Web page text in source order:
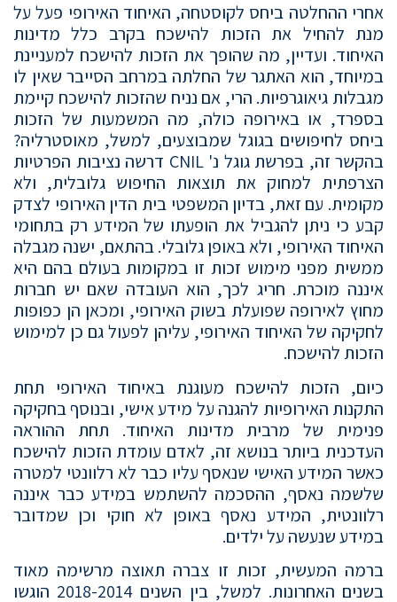
אחרי ההחלטה ביחס לקוסטחה, האיחוד האירופי פעל על
מנת להחיל את הזכות להישכח בקרב כלל מדינות
האיחוד. ועדיין, מה שהופך את הזכות להישכח למעניינת
במיוחד, הוא האתגר של החלתה במרחב הסייבר שאין לו
מגבלות גיאוגרפיות. הרי, אם נניח שהזכות להישכח קיימת
בספרד, או באירופה כולה, מה המשמעות של הזכות
ביחס לחיפושים בגוגל שמבוצעים, למשל, מאוסטרליה?
בהקשר זה, בפרשת גוגל נ' CNIL דרשה נציבות הפרטיות
הצרפתית למחוק את תוצאות החיפוש גלובלית, ולא
מקומית. עם זאת, בדיון המשפטי בית הדין האירופי לצדק
קבע כי ניתן להגביל את הופעתו של המידע רק בתחומי
האיחוד האירופי, ולא באופן גלובלי. בהתאם, ישנה מגבלה
ממשית מפני מימוש זכות זו במקומות בעולם בהם היא
איננה מוכרת. חריג לכך, הוא העובדה שאם יש חברות
מחוץ לאירופה שפועלת בשוק האירופי, ומכאן הן כפופות
לחקיקה של האיחוד האירופי, עליהן לפעול גם כן למימוש
הזכות להישכח.
כיום, הזכות להישכח מעוגנת באיחוד האירופי תחת
התקנות האירופיות להגנה על מידע אישי, ובנוסף בחקיקה
פנימית של מרבית מדינות האיחוד. תחת ההוראה
העדכנית ביותר בנושא זה, לאדם עומדת הזכות להישכח
כאשר המידע האישי שנאסף עליו כבר לא רלוונטי למטרה
שלשמה נאסף, ההסכמה להשתמש במידע כבר איננה
רלוונטית, המידע נאסף באופן לא חוקי וכן שמדובר
במידע שנעשה על ילדים.
ברמה המעשית, זכות זו צברה תאוצה מרשימה מאוד
בשנים האחרונות. למשל, בין השנים 2018-2014 הוגשו